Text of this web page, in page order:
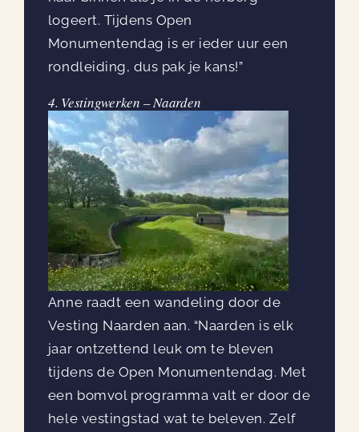
logeert. Tijdens Open
Monumentendag is er ieder uur een
rondleiding, dus pak je kans!”
4. Vestingwerken – Naarden
Anne raadt een wandeling door de
Vesting Naarden aan. “Naarden is elk
jaar ontzettend leuk om te bleven
tijdens de Open Monumentendag. Met
een bomvol programma valt er door de
hele vestingstad wat te beleven. Zelf